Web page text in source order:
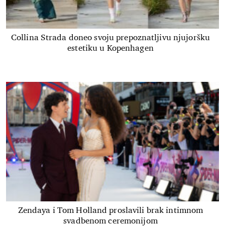
Collina Strada doneo svoju prepoznatljivu njujoršku
estetiku u Kopenhagen
Zendaya i Tom Holland proslavili brak intimnom
svadbenom ceremonijom